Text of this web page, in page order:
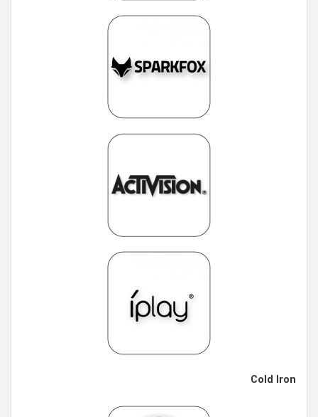
Cold Iron